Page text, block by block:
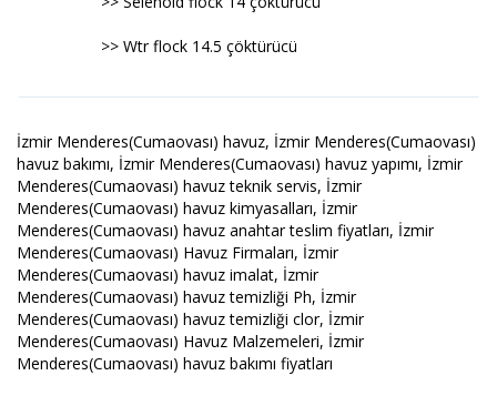
>> Wtr flock 14.5 çöktürücü
İzmir Menderes(Cumaovası) havuz, İzmir Menderes(Cumaovası)
havuz bakımı, İzmir Menderes(Cumaovası) havuz yapımı, İzmir
Menderes(Cumaovası) havuz teknik servis, İzmir
Menderes(Cumaovası) havuz kimyasalları, İzmir
Menderes(Cumaovası) havuz anahtar teslim fiyatları, İzmir
Menderes(Cumaovası) Havuz Firmaları, İzmir
Menderes(Cumaovası) havuz imalat, İzmir
Menderes(Cumaovası) havuz temizliği Ph, İzmir
Menderes(Cumaovası) havuz temizliği clor, İzmir
Menderes(Cumaovası) Havuz Malzemeleri, İzmir
Menderes(Cumaovası) havuz bakımı fiyatları